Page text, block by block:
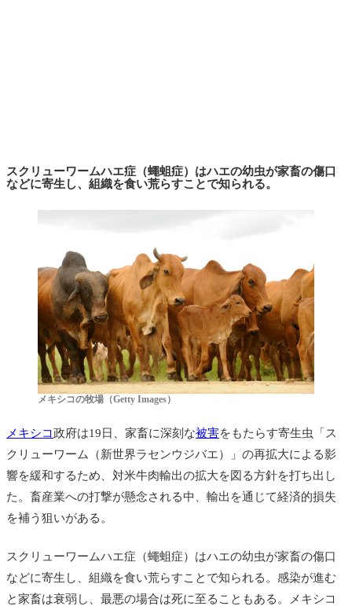
スクリューワームハエ症（蠅蛆症）はハエの幼虫が家畜の傷口
などに寄生し、組織を食い荒らすことで知られる。
メキシコの牧場（Getty Images）
メキシコ政府は19日、家畜に深刻な被害をもたらす寄生虫「ス
クリューワーム（新世界ラセンウジバエ）」の再拡大による影
響を緩和するため、対米牛肉輸出の拡大を図る方針を打ち出し
た。畜産業への打撃が懸念される中、輸出を通じて経済的損失
を補う狙いがある。
スクリューワームハエ症（蠅蛆症）はハエの幼虫が家畜の傷口
などに寄生し、組織を食い荒らすことで知られる。感染が進む
と家畜は衰弱し、最悪の場合は死に至ることもある。メキシコ